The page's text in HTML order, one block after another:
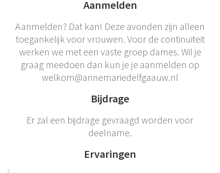
Aanmelden
Aanmelden? Dat kan! Deze avonden zijn alleen
toegankelijk voor vrouwen. Voor de continuiteit
werken we met een vaste groep dames. Wil je
graag meedoen dan kun je je aanmelden op
welkom@annemariedelfgaauw.nl
Bijdrage
Er zal een bijdrage gevraagd worden voor
deelname.
Ervaringen